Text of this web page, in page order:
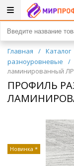
Главная / Каталог
разноуровневые
/
ламинированный ЛР
ПРОФИЛЬ
Новинка *